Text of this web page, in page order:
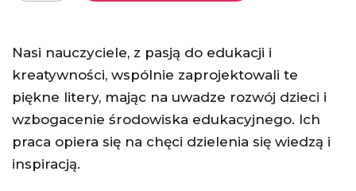
Nasi nauczyciele, z pasją do edukacji i
kreatywności, wspólnie zaprojektowali te
piękne litery, mając na uwadze rozwój dzieci i
wzbogacenie środowiska edukacyjnego. Ich
praca opiera się na chęci dzielenia się wiedzą i
inspiracją.